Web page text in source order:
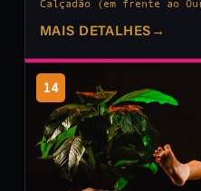
Calçadão (em frente ao
MAIS DETALHES →
14